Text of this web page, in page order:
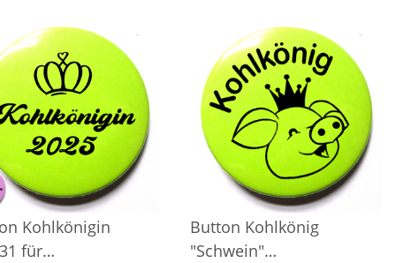
Kohlkönigin
für
Button Kohlkönig
"Schwein"